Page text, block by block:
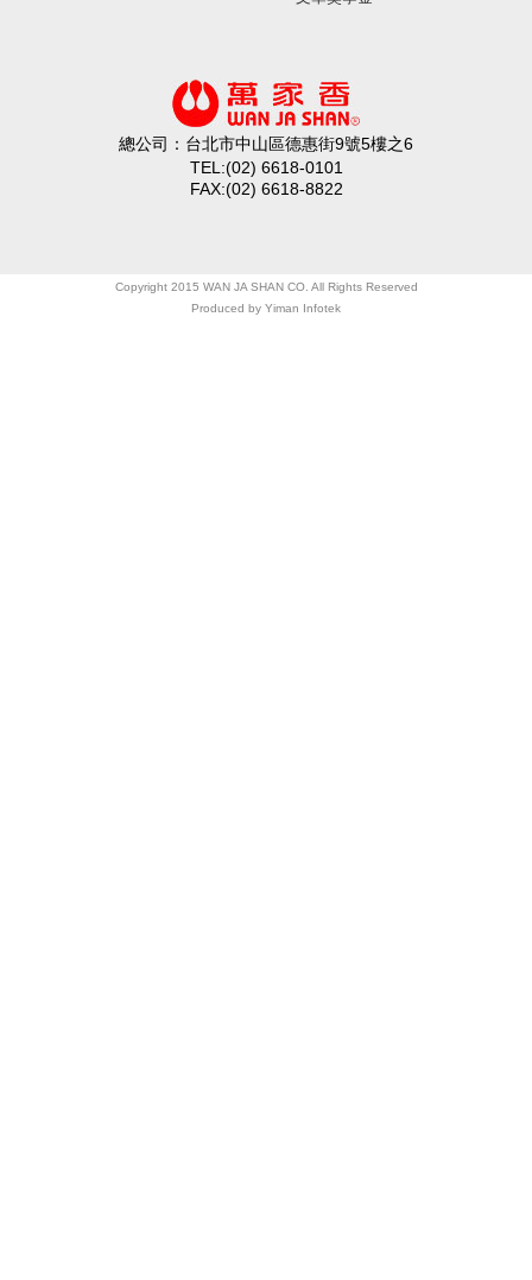
總公司：台北市中山區德惠街9號5樓之6
TEL:(02) 6618-0101
FAX:(02) 6618-8822
Copyright 2015 WAN JA SHAN CO. All Rights Reserved
Produced by Yiman Infotek